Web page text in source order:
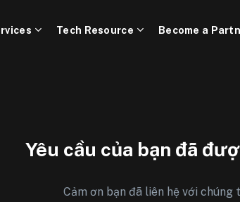
Tech Resource Become a
Yêu cầu của bạn đã
Cảm ơn bạn đã liên hệ với chúng